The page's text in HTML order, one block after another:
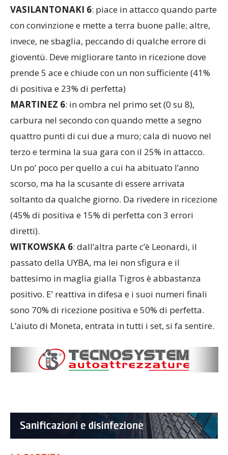
VASILANTONAKI 6: piace in attacco quando parte
con convinzione e mette a terra buone palle; altre,
invece, ne sbaglia, peccando di qualche errore di
gioventù. Deve migliorare tanto in ricezione dove
prende 5 ace e chiude con un non sufficiente (41%
di positiva e 23% di perfetta)
MARTINEZ 6: in ombra nel primo set (0 su 8),
carbura nel secondo con quando mette a segno
quattro punti di cui due a muro; cala di nuovo nel
terzo e termina la sua gara con il 25% in attacco.
Un po’ poco per quello a cui ha abituato l’anno
scorso, ma ha la scusante di essere arrivata
soltanto da qualche giorno. Da rivedere in ricezione
(45% di positiva e 15% di perfetta con 3 errori
diretti).
WITKOWSKA 6: dall’altra parte c’è Leonardi, il
passato della UYBA, ma lei non sfigura e il
battesimo in maglia gialla Tigros è abbastanza
positivo. E’ reattiva in difesa e i suoi numeri finali
sono 70% di ricezione positiva e 50% di perfetta.
L’aiuto di Moneta, entrata in tutti i set, si fa sentire.